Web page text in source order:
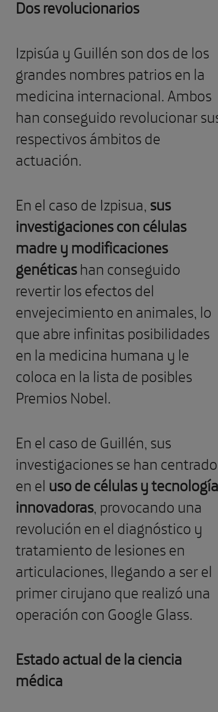
Dos revolucionarios
Izpisúa y Guillén son dos de los
grandes nombres patrios en la
medicina internacional. Ambos
han conseguido revolucionar
respectivos ámbitos de
actuación.
En el caso de Izpisua,sus
investigaciones con células
madre y modificaciones
genéticashan conseguido
revertir los efectos del
envejecimiento en animales, lo
que abre infinitas posibilidades
en la medicina humana y le
coloca en la lista de posibles
Premios Nobel.
En el caso de Guillén, sus
investigaciones se han centrado
en el uso de células y
innovadoras, provocando una
revolución en el diagnóstico y
tratamiento de lesiones en
articulaciones, llegando a ser el
primer cirujano que realizó una
operación con Google Glass.
Estado actual de la ciencia
médica